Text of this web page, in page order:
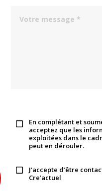
En complétant et
acceptez que les
exploitées dans le
peut en dérouler.
J’accepte d’être
Cre’actuel